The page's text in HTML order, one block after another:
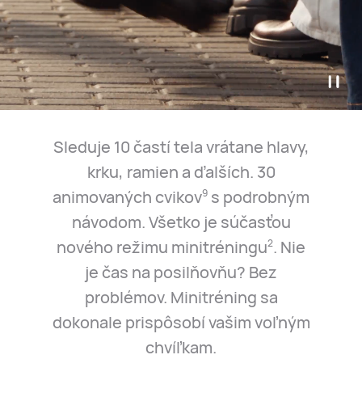
Sleduje 10 častí tela vrátane hlavy,
krku, ramien a ďalších. 30
animovaných cvikov9 s podrobným
návodom. Všetko je súčasťou
nového režimu minitréningu2. Nie
je čas na posilňovňu? Bez
problémov. Minitréning sa
dokonale prispôsobí vašim voľným
chvíľkam.